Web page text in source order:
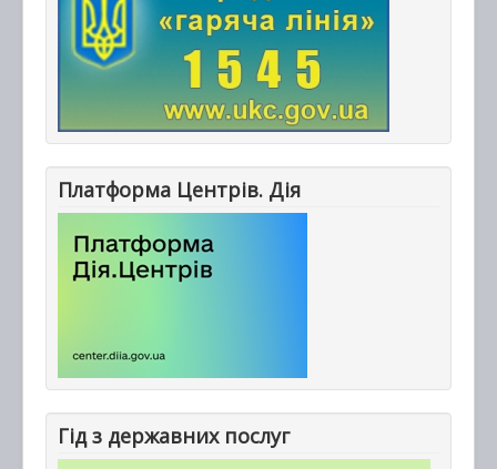
Платформа Центрів. Дія
Гід з державних послуг